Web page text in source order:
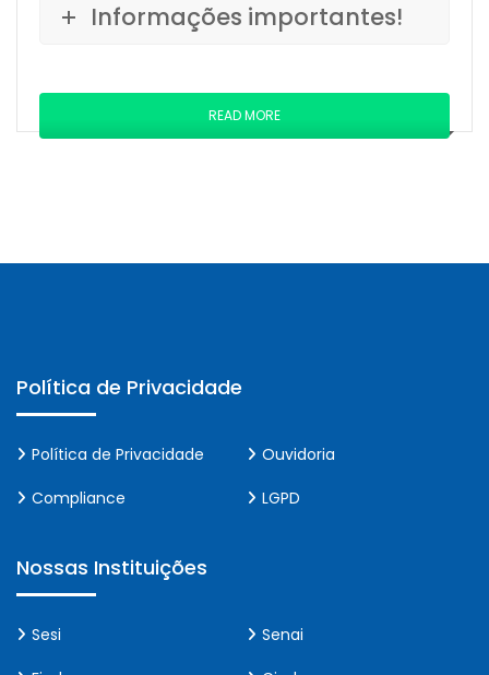
Informações importantes!
READ MORE
Política de Privacidade
Política de Privacidade
Ouvidoria
Compliance
LGPD
Nossas Instituições
Sesi
Senai